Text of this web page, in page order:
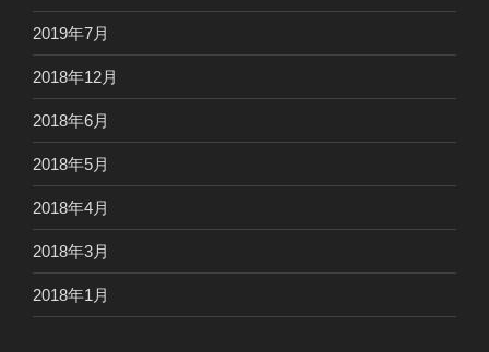
2019年7月
2018年12月
2018年6月
2018年5月
2018年4月
2018年3月
2018年1月